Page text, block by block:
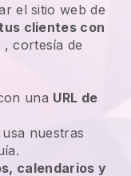
el sitio web de
clientes con
, cortesía de
una URL de
nuestras
calendarios y